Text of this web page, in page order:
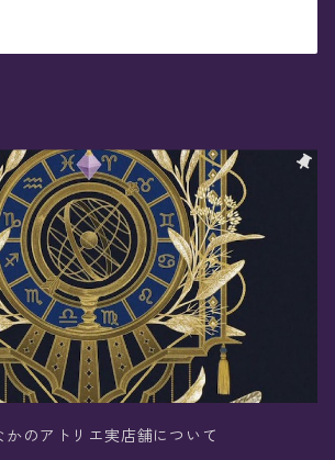
かのアトリエ実店舗について